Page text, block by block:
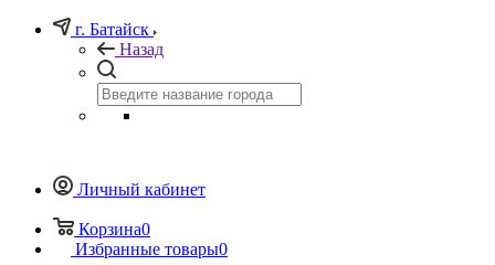
г. Батайск
Назад
Личный кабинет
Корзина0
Избранные товары0